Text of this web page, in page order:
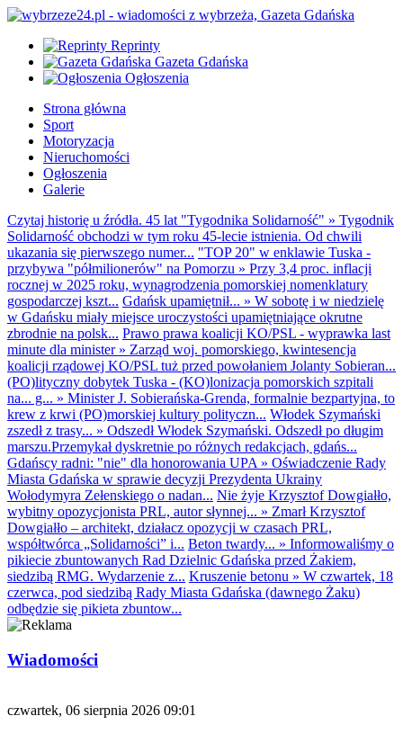
Reprinty
Gazeta Gdańska
Ogłoszenia
Strona główna
Sport
Motoryzacja
Nieruchomości
Ogłoszenia
Galerie
Czytaj historię u źródła. 45 lat "Tygodnika Solidarność" » Tygodnik
Solidarność obchodzi w tym roku 45-lecie istnienia. Od chwili
ukazania się pierwszego numer... "TOP 20" w enklawie Tuska -
przybywa "półmilionerów" na Pomorzu » Przy 3,4 proc. inflacji
rocznej w 2025 roku, wynagrodzenia pomorskiej nomenklatury
gospodarczej kszt... Gdańsk upamiętnił... » W sobotę i w niedzielę
w Gdańsku miały miejsce uroczystości upamiętniające okrutne
zbrodnie na polsk... Prawo prawa koalicji KO/PSL - wyprawka last
minute dla minister» Zarząd woj. pomorskiego, kwintesencja
koalicji rządowej KO/PSL tuż przed powołaniem Jolanty Sobieran...
(PO)lityczny dobytek Tuska - (KO)lonizacja pomorskich szpitali
na... g... » Minister J. Sobierańska-Grenda, formalnie bezpartyjna, to
krew z krwi (PO)morskiej kultury polityczn... Włodek Szymański
zszedł z trasy... » Odszedł Włodek Szymański. Odszedł po długim
marszu.Przemykał dyskretnie po różnych redakcjach, gdańs...
Gdańscy radni: "nie" dla honorowania UPA » Oświadczenie Rady
Miasta Gdańska w sprawie decyzji Prezydenta Ukrainy
Wołodymyra Zełenskiego o nadan... Nie żyje Krzysztof Dowgiałło,
wybitny opozycjonista PRL, autor słynnej... » Zmarł Krzysztof
Dowgiałło – architekt, działacz opozycji w czasach PRL,
współtwórca „Solidarności” i... Beton twardy... » Informowaliśmy o
pikiecie zbuntowanych Rad Dzielnic Gdańska przed Żakiem,
siedzibą RMG. Wydarzenie z... Kruszenie betonu » W czwartek, 18
czerwca, pod siedzibą Rady Miasta Gdańska (dawnego Żaku)
odbędzie się pikieta zbuntow...
Wiadomości
czwartek, 06 sierpnia 2026 09:01